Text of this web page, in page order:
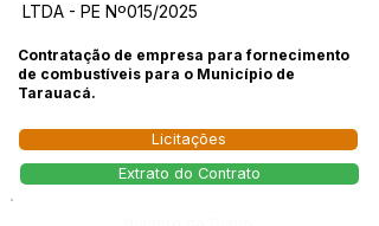
LTDA - PE Nº015/2025
Contratação de empresa para fornecimento
de combustíveis para o Município de
Tarauacá.
Licitações
Extrato do Contrato